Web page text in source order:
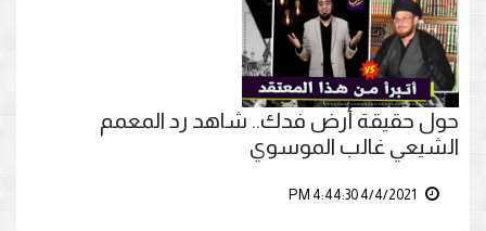
حول حقيقة أرض فدك.. شاهد رد المعمم
الشيعي غالب الموسوي